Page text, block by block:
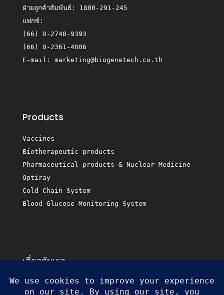
ฝ่ายลูกค้าสัมพันธ์: 1800-291-245
แฟกซ์:
(66) 0-2748-9393
(66) 0-2361-4006
E-mail: marketing@biogenetech.co.th
Products
Vaccines
Biotherapeutic products
Pharmaceutical products & Nuclear Medicine
Optiray
Cold Chain System
Blood Glucose Monitoring System
เกี่ยวกับเรา
Business Partners